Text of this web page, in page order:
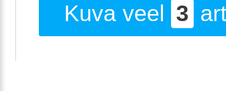
Kuva veel 3